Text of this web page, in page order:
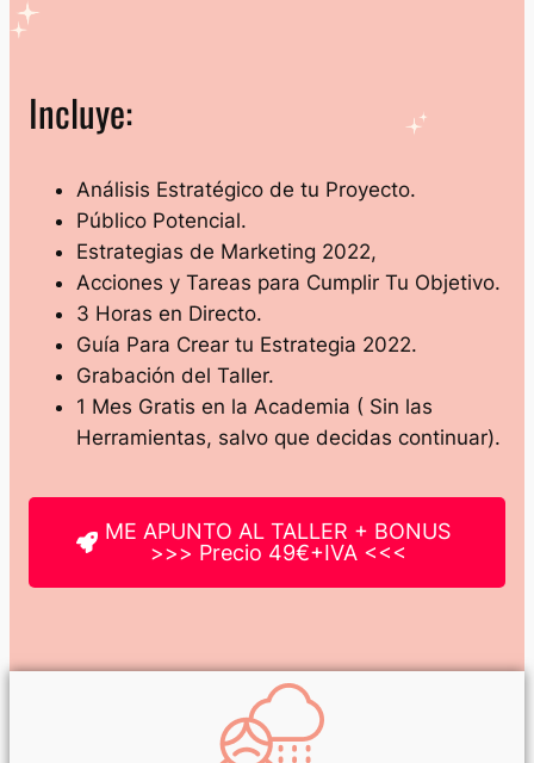
Incluye:
Análisis Estratégico de tu Proyecto.
Público Potencial.
Estrategias de Marketing 2022,
Acciones y Tareas para Cumplir Tu Objetivo.
3 Horas en Directo.
Guía Para Crear tu Estrategia 2022.
Grabación del Taller.
1 Mes Gratis en la Academia ( Sin las
Herramientas, salvo que decidas continuar).
ME APUNTO AL TALLER + BONUS
>>> Precio 49€+IVA <<<